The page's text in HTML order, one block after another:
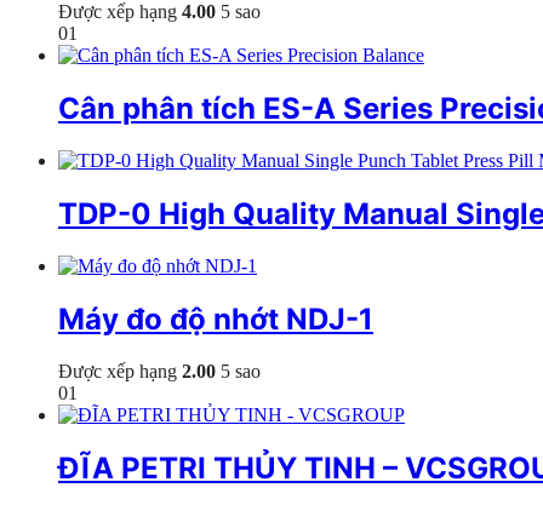
Được xếp hạng 4.00 5 sao
01
Cân phân tích ES-A Series
TDP-0 High Quality Manual
Máy đo độ nhớt NDJ-1
Được xếp hạng 2.00 5 sao
01
ĐĨA PETRI THỦY TINH –